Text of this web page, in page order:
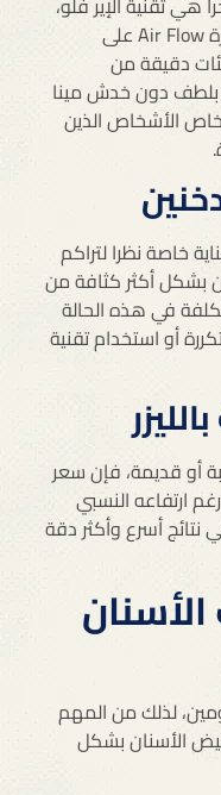
وتعتمد تكلفة تنظيف الأسنان بالبودرة Air Flow على
دقيقة من
بلطف دون خدش مينا
الأشخاص الذين
خاصة نظرا لتراكم
بشكل أكثر كثافة من
في هذه الحالة
أو استخدام تقنية
أو قديمة، فإن سعر
رغم ارتفاعه النسبي
نتائج أسرع وأكثر دقة
لذلك من المهم
الأسنان بشكل